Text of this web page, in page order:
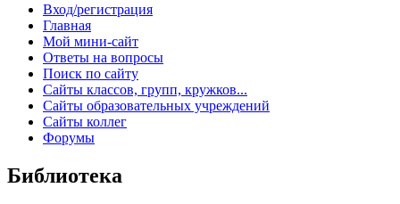
Вход/регистрация
Главная
Мой мини-сайт
Ответы на вопросы
Поиск по сайту
Сайты классов, групп, кружков...
Сайты образовательных учреждений
Сайты коллег
Форумы
Библиотека